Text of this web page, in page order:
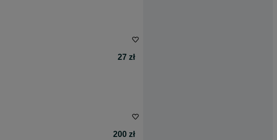
27 zł
200 zł